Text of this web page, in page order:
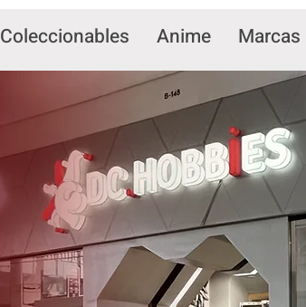
Coleccionables Anime Marcas